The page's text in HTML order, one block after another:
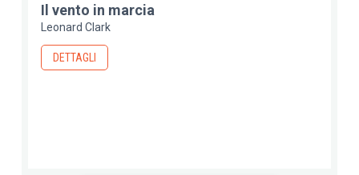
Il vento in marcia
Leonard Clark
DETTAGLI